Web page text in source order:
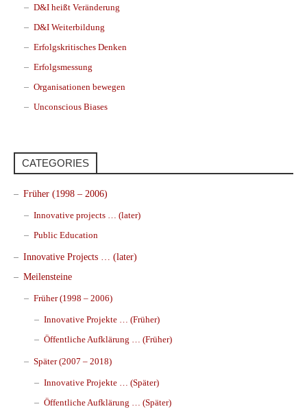
D&I heißt Veränderung
D&I Weiterbildung
Erfolgskritisches Denken
Erfolgsmessung
Organisationen bewegen
Unconscious Biases
CATEGORIES
Früher (1998 – 2006)
Innovative projects … (later)
Public Education
Innovative Projects … (later)
Meilensteine
Früher (1998 – 2006)
Innovative Projekte … (Früher)
Öffentliche Aufklärung … (Früher)
Später (2007 – 2018)
Innovative Projekte … (Später)
Öffentliche Aufklärung … (Später)